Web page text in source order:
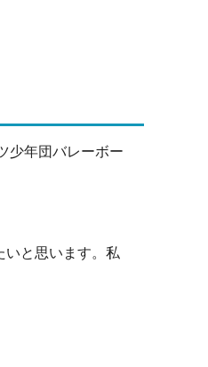
少年団バレーボー
いと思います。私